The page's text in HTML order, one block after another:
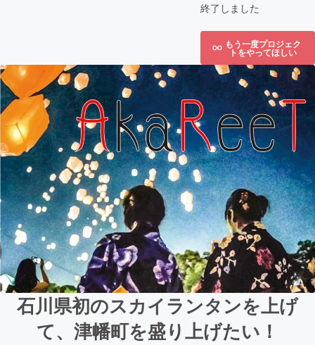
終了しました
もう一度プロジェク
トをやってほしい
石川県初のスカイランタンを上げ
て、津幡町を盛り上げたい！